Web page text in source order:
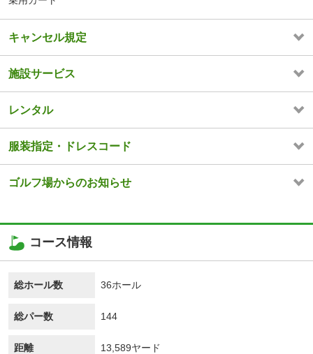
キャンセル規定
施設サービス
レンタル
服装指定・ドレスコード
ゴルフ場からのお知らせ
コース情報
総ホール数 36ホール
総パー数 144
距離 13,589ヤード